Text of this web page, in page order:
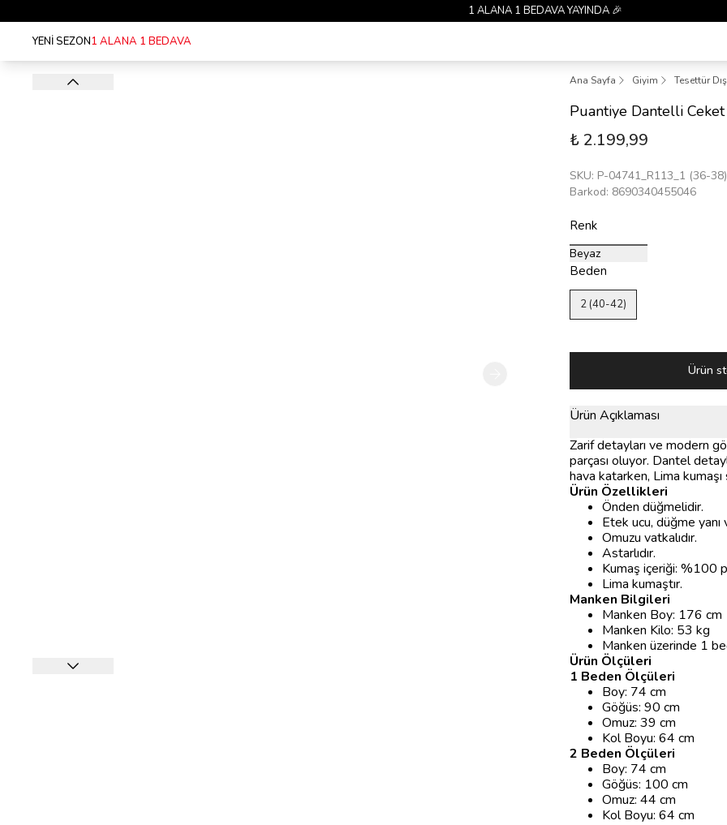
1 ALANA 1 BEDAVA YAYINDA 🎉
YENİ SEZON1 ALANA 1 BEDAVA
Ana Sayfa Giyim Tesettür
Puantiye Dantelli
₺ 2.199,99
SKU: P-04741_R113_1 (36-38)
Barkod: 8690340455046
Renk
Beyaz
Beden
2 (40-42)
Ürün
Ürün Açıklaması
Zarif detayları ve modern
parçası oluyor. Dantel
hava katarken, Lima
Ürün Özellikleri
Önden düğmelidir.
Etek ucu, düğme
Omuzu vatkalıdır.
Astarlıdır.
Kumaş içeriği: %100
Lima kumaştır.
Manken Bilgileri
Manken Boy: 176 cm
Manken Kilo: 53 kg
Manken üzerinde 1
Ürün Ölçüleri
1 Beden Ölçüleri
Boy: 74 cm
Göğüs: 90 cm
Omuz: 39 cm
Kol Boyu: 64 cm
2 Beden Ölçüleri
Boy: 74 cm
Göğüs: 100 cm
Omuz: 44 cm
Kol Boyu: 64 cm